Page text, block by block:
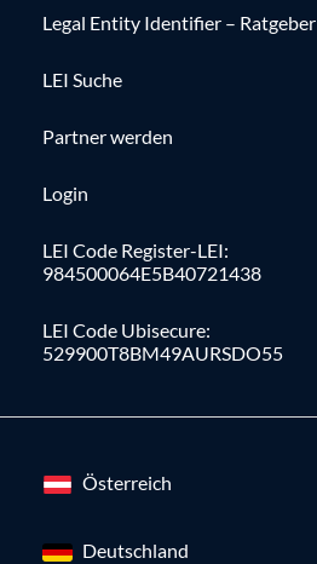
Legal Entity Identifier – Ratgeber
LEI Suche
Partner werden
Login
LEI Code Register-LEI:
984500064E5B40721438
LEI Code Ubisecure:
529900T8BM49AURSDO55
Österreich
Deutschland